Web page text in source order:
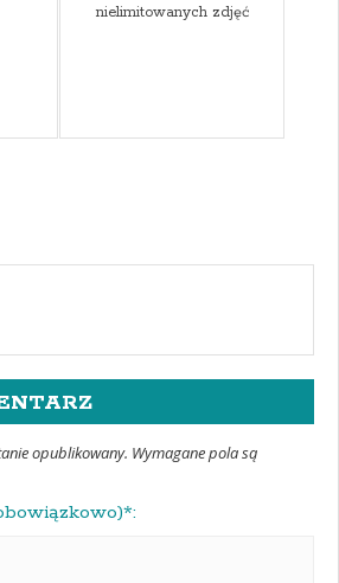
nielimitowanych zdjęć
opublikowany. Wymagane pola są